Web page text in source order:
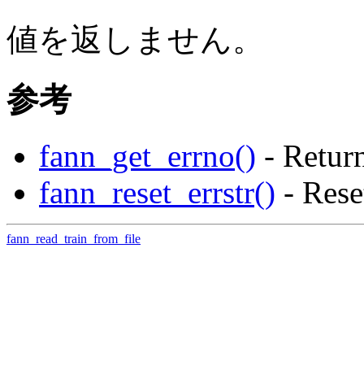
値を返しません。
参考
fann_get_errno() -
fann_reset_errstr() -
fann_read_train_from_file